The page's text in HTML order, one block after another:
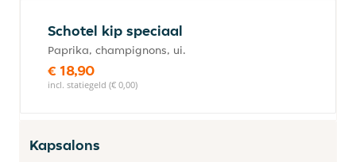
Schotel kip speciaal
Paprika, champignons, ui.
€ 18,90
incl. statiegeld (€ 0,00)
Kapsalons